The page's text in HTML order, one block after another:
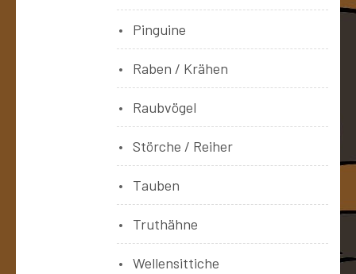
Pinguine
Raben / Krähen
Raubvögel
Störche / Reiher
Tauben
Truthähne
Wellensittiche